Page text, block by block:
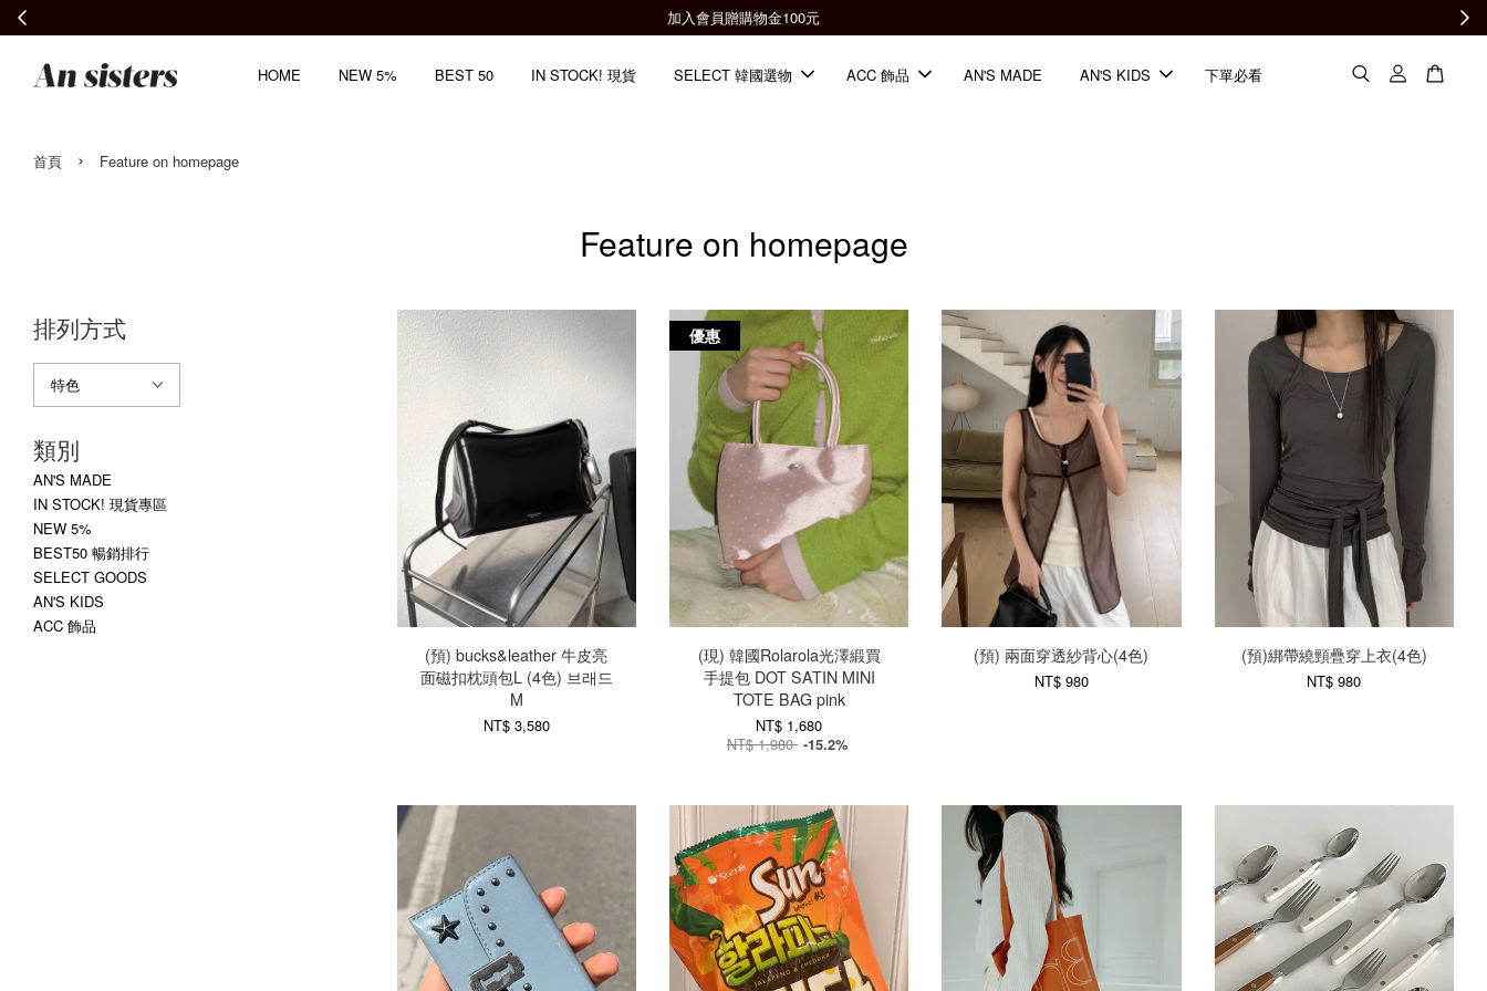
加入會員贈購物金100元
HOME NEW 5% BEST 50 IN STOCK! 現貨 SELECT 韓國選物 ACC 飾品 AN'S MADE AN'S KIDS 下單必看
首頁 › Feature on homepage
Feature on homepage
排列方式
類別
AN'S MADE
IN STOCK! 現貨專區
NEW 5%
BEST50 暢銷排行
SELECT GOODS
AN'S KIDS
ACC 飾品
(預) bucks&leather 牛皮亮
面磁扣枕頭包L (4色) 브래드
M
NT$ 3,580
優惠
(現) 韓國Rolarola光澤緞買
手提包 DOT SATIN MINI
TOTE BAG pink
NT$ 1,680
NT$ 1,980 -15.2%
(預) 兩面穿透紗背心(4色)
NT$ 980
(預)綁帶繞頸疊穿上衣(4色)
NT$ 980